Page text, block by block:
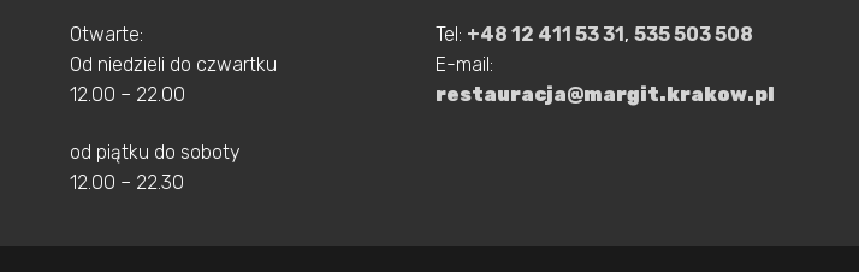
Otwarte:
Od niedzieli do czwartku
12.00 – 22.00
od piątku do soboty
12.00 – 22.30
Tel: +48 12 411 53 31, 535 503 508
E-mail:
restauracja@margit.krakow.pl